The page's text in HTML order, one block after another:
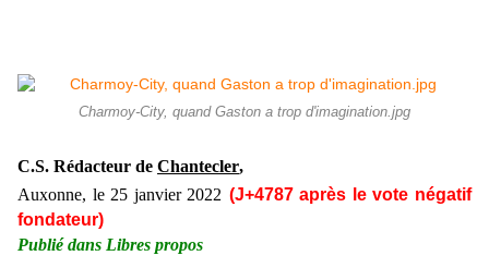
Charmoy-City, quand Gaston a trop d'imagination.jpg
C.S. Rédacteur de Chantecler,
Auxonne, le 25 janvier 2022 (J+4787 après le vote négatif
fondateur)
Publié dans Libres propos